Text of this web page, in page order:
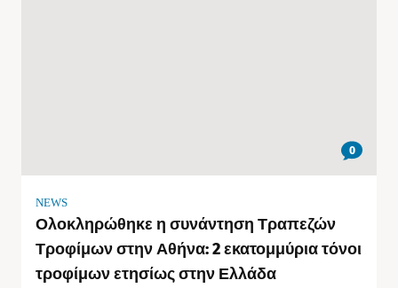
0
NEWS
Ολοκληρώθηκε η συνάντηση Τραπεζών
Τροφίμων στην Αθήνα: 2 εκατομμύρια τόνοι
τροφίμων ετησίως στην Ελλάδα